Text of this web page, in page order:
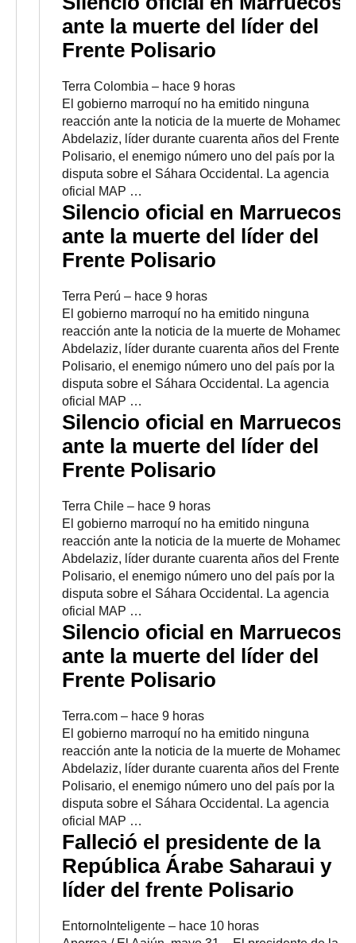
ante la muerte del líder del
Frente Polisario
Terra Colombia – ‎hace 9 horas‎
El gobierno marroquí no ha emitido ninguna
reacción ante la noticia de la muerte de Mohamed
Abdelaziz, líder durante cuarenta años del Frente
Polisario, el enemigo número uno del país por la
disputa sobre el Sáhara Occidental. La agencia
oficial MAP …
Silencio oficial en Marruecos
ante la muerte del líder del
Frente Polisario
Terra Perú – ‎hace 9 horas‎
El gobierno marroquí no ha emitido ninguna
reacción ante la noticia de la muerte de Mohamed
Abdelaziz, líder durante cuarenta años del Frente
Polisario, el enemigo número uno del país por la
disputa sobre el Sáhara Occidental. La agencia
oficial MAP …
Silencio oficial en Marruecos
ante la muerte del líder del
Frente Polisario
Terra Chile – ‎hace 9 horas‎
El gobierno marroquí no ha emitido ninguna
reacción ante la noticia de la muerte de Mohamed
Abdelaziz, líder durante cuarenta años del Frente
Polisario, el enemigo número uno del país por la
disputa sobre el Sáhara Occidental. La agencia
oficial MAP …
Silencio oficial en Marruecos
ante la muerte del líder del
Frente Polisario
Terra.com – ‎hace 9 horas‎
El gobierno marroquí no ha emitido ninguna
reacción ante la noticia de la muerte de Mohamed
Abdelaziz, líder durante cuarenta años del Frente
Polisario, el enemigo número uno del país por la
disputa sobre el Sáhara Occidental. La agencia
oficial MAP …
Falleció el presidente de la
República Árabe Saharaui y
líder del frente Polisario
EntornoInteligente – ‎hace 10 horas‎